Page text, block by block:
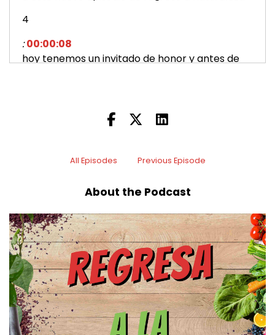
4
: 00:00:08
hoy tenemos un invitado de honor y antes de
no están suscritos ya sea a nuestro podcast en
cualquier plataforma
7
:00:00:21
de de podcast como Spotify o Apple podcast
me gustaría
All Episodes Previous Episode
About the Podcast